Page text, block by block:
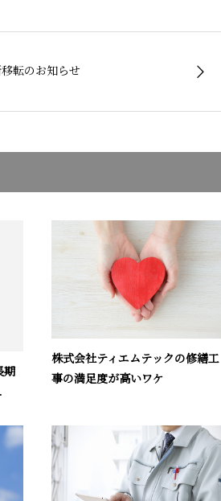
転のお知らせ
期
株式会社ティエムテックの修繕工
事の満足度が高いワケ